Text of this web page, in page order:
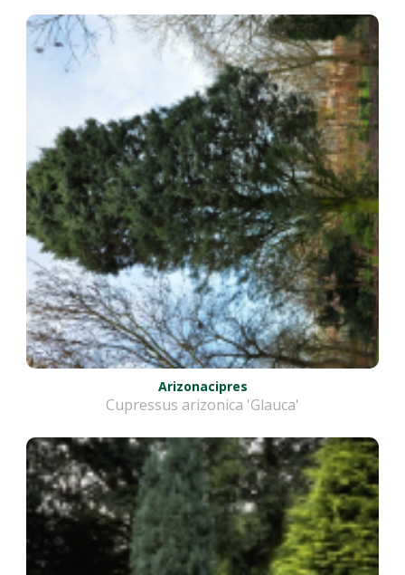
Arizonacipres
Cupressus arizonica 'Glauca'